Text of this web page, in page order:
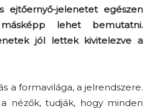
ejtőernyő-jelenetet egészen
lehet bemutatni.
jól lettek kivitelezve a
a formavilága, a jelrendszere.
nézők, tudják, hogy minden